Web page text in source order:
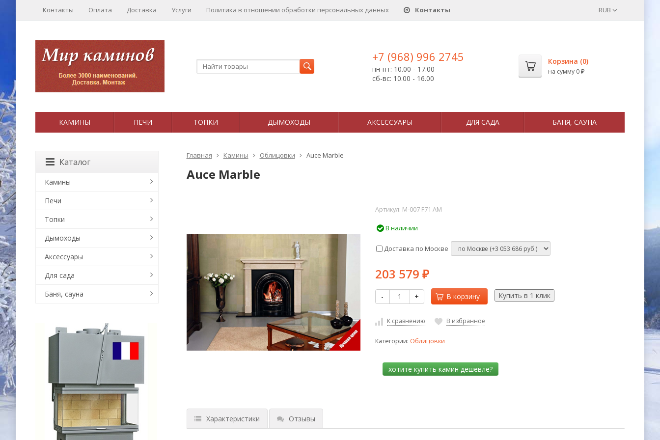
Контакты Оплата Доставка Услуги Политика в отношении обработки персональных данныx Контакты RUB
+7 (968) 996 2745
пн-пт: 10.00 - 17.00
сб-вс: 10.00 - 16.00
Корзина (0)
на сумму 0 ₽
КАМИНЫ ПЕЧИ ТОПКИ ДЫМОХОДЫ АКСЕССУАРЫ ДЛЯ САДА БАНЯ, САУНА
Главная Камины Облицовки Auce Marble
Auce Marble
Артикул: M-007 F71 AM
В наличии
Доставка по Москве
203 579 ₽
- + В корзину
К сравнению В избранное
Категории: Облицовки
Характеристики Отзывы
Каталог
Камины
Печи
Топки
Дымоходы
Аксессуары
Для сада
Баня, сауна